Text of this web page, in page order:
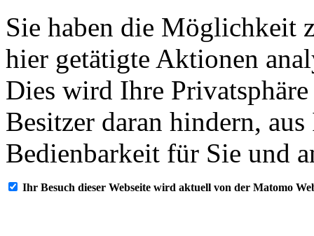
Sie haben die Möglichkeit
hier getätigte Aktionen
Dies wird Ihre
Besitzer daran hindern,
Bedienbarkeit für Sie und
Ihr Besuch dieser Webseite wird aktuell von der Matomo